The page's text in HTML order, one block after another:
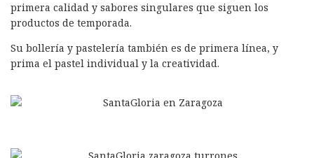
primera calidad y sabores singulares que siguen los
productos de temporada.
Su bollería y pastelería también es de primera línea, y
prima el pastel individual y la creatividad.